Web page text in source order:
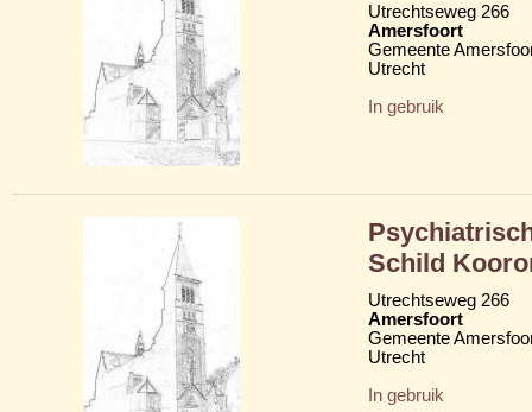
Utrechtseweg 266
Amersfoort
Gemeente
Utrecht
In gebruik
Schild
Utrechtseweg 266
Amersfoort
Gemeente
Utrecht
In gebruik